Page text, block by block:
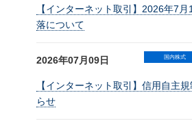
【インターネット取引】2026年7
落について
2026年07月09日 国内株式
【インターネット取引】信用自主
らせ